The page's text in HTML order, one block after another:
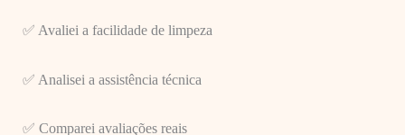
✅ Avaliei a facilidade de limpeza
✅ Analisei a assistência técnica
✅ Comparei avaliações reais